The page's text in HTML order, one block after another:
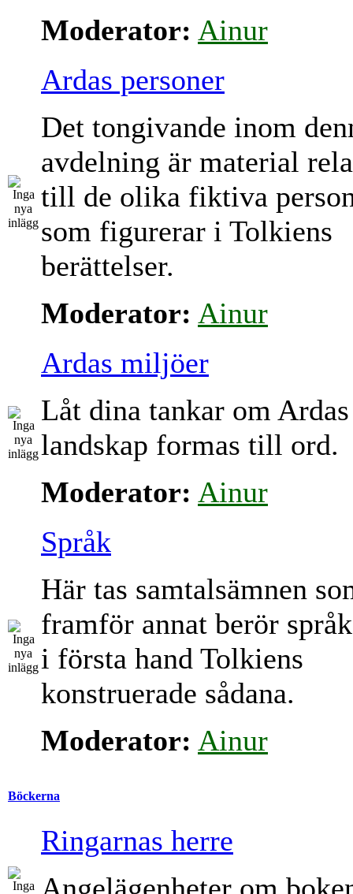
Moderator: Ainur
Ardas personer
Det tongivande inom
avdelning är material
till de olika fiktiva
som figurerar i Tolkiens
berättelser.
Moderator: Ainur
Ardas miljöer
Låt dina tankar om Ardas
landskap formas till ord.
Moderator: Ainur
Språk
Här tas samtalsämnen
framför annat berör
i första hand Tolkiens
konstruerade sådana.
Moderator: Ainur
Böckerna
Ringarnas herre